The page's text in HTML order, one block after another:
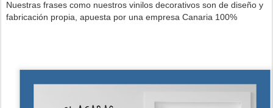
Nuestras frases como nuestros vinilos decorativos son de diseño y
fabricación propia, apuesta por una empresa Canaria 100%